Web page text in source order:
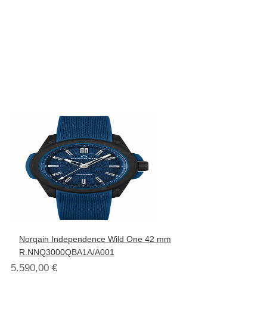
Norqain Independence Wild One 42 mm
R.NNQ3000QBA1A/A001
5.590,00 €